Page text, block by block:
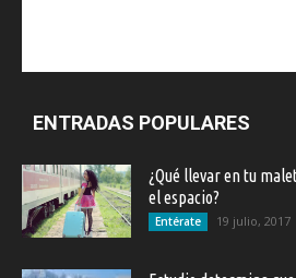
ENTRADAS POPULARES
¿Qué llevar en tu
el espacio?
Entérate 19 julio, 2017